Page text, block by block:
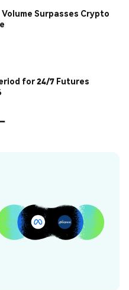
Surpasses Crypto
for 24/7 Futures